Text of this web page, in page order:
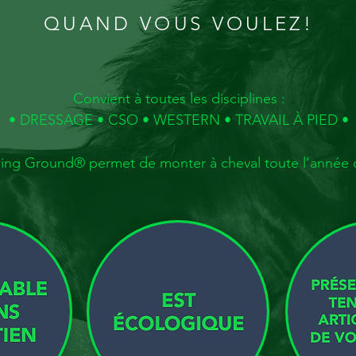
QUAND VOUS VOULEZ!
Convient à toutes les disciplines :
• DRESSAGE • CSO • WESTERN • TRAVAIL À PIED •
Ground® permet de monter à cheval toute l’année